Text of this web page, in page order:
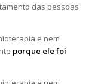
das pessoas
e nem
porque ele foi